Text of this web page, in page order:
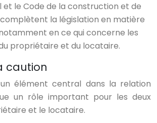
et le Code de la construction et de
la législation en matière
en ce qui concerne les
propriétaire et du locataire.
caution
élément central dans la relation
un rôle important pour les deux
et le locataire.